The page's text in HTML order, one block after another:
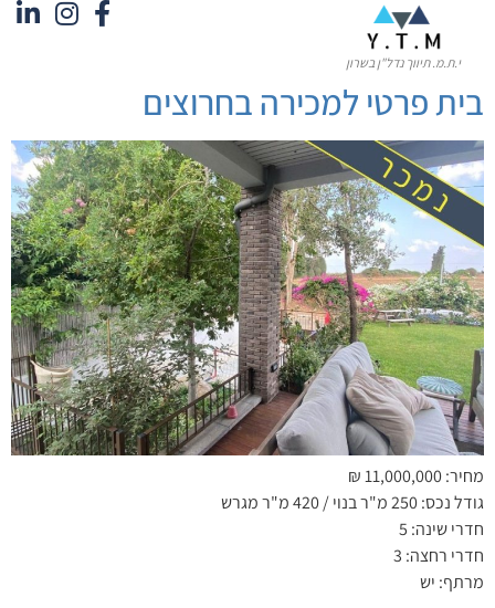
י.ת.מ. תיווך נדל"ן בשרון
בית פרטי למכירה בחרוצים
מחיר: 11,000,000 ₪
גודל נכס: 250 מ"ר בנוי / 420 מ"ר מגרש
חדרי שינה: 5
חדרי רחצה: 3
מרתף: יש